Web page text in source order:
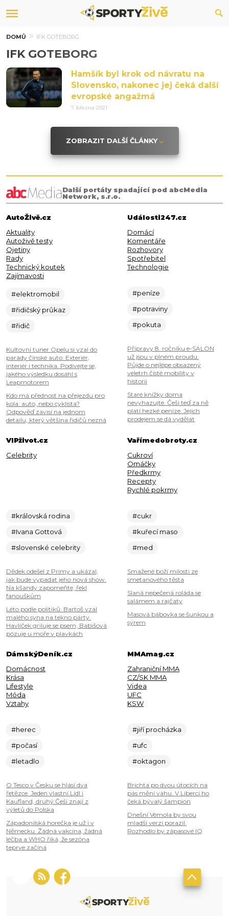
DOMŮ IFK GOTEBORG
IFK GOTEBORG
Hamšík byl krok od návratu na
Slovensko, nakonec jej čeká další
evropské angažmá
7. března 2021
ZOBRAZIT DALŠÍ ČLÁNKY
Další portály spadající pod abcMedia
Network, s.r.o.
AutoŽivě.cz
Aktuality
Autoživě testy
Ojetiny
Rady
Technický koutek
Zajímavosti
#elektromobil
#řidičský průkaz
#řidič
Kultovní tuner Opelu si vzal do
parády čínské auto: Exteriér,
interiér i technika. Podívejte se,
jakého výsledku dosáhl s
Leapmotorem
Kdo má přednost na přejezdu pro
kola: auto, nebo cyklista?
Odpověď závisí na jednom
detailu, který většina řidičů nezná
Události247.cz
Domácí
Komentáře
Rozhovory
Spotřebitel
Technologie
#peníze
#potraviny
#pokuta
Přípravy 8. ročníku e-SALON
už jsou v plném proudu.
Půjde o nejlépe obsazený
veletrh čisté mobility v
historii
Staré knížky doma
nevyhazujte. Češi teď za ně
platí hezké peníze. Jejich
prodejem se dá vydělat
VIPživot.cz
Celebrity
#královská rodina
#Ivana Gottová
#slovenské celebrity
Dědek odešel z Primy a ukázal,
jak bude vypadat jeho nová show.
Na kšandy zapomeňte, řekl
fanouškům
Léto podle politiků: Bartoš vzal
malého syna na tekno párty.
Havlíček griluje se psem, Babišová
pózuje u moře v plavkách
Vařímedobroty.cz
Cukroví
Omáčky
Předkrmy
Recepty
Rychlé pokrmy
#cukr
#kuřecí maso
#med
Smažené boží milosti ze
smetanového těsta
Slaná nepečená roláda se
salámem a rajčaty
Masová bábovka se šunkou a
sýrem
DámskýDeník.cz
Domácnost
Krása
Lifestyle
Móda
Vztahy
#herec
#počasí
#letadlo
O Tesco v Česku se hlásí dva
řetězce. Jeden vlastní Lidl i
Kaufland, druhý Češi znají z
výletů do Polska
Západonilská horečka je už i v
Německu. Žádná vakcína, žádná
léčba a WHO říká, že sezóna
teprve začíná
MMAmag.cz
Zahraniční MMA
CZ/SK MMA
Videa
UFC
KSW
#jiří procházka
#ufc
#oktagon
Brichta po dvou útocích na
pás mění váhu. V Liberci ho
čeká bývalý šampion
Dnešní Vémola by svou
mladší verzi porazil.
Rozhodlo by zápasové IQ